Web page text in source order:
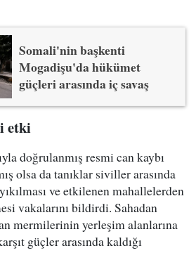
Somali'nin başkenti
Mogadişu'da hükümet
güçleri arasında iç savaş
etki
doğrulanmış resmi can kaybı
olsa da tanıklar siviller arasında
ve etkilenen mahallelerden
vakalarını bildirdi. Sahadan
mermilerinin yerleşim alanlarına
güçler arasında kaldığı